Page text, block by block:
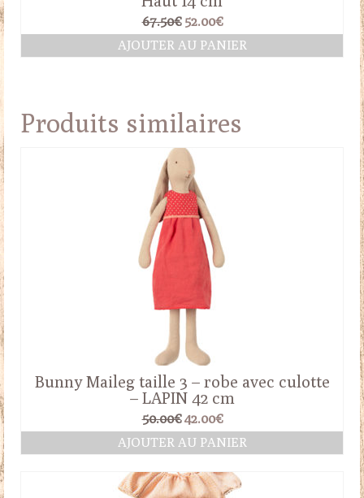
67.50€ Le
prix
initial
52.00€Le
prix
actuel
AJOUTER AU PANIER
Produits similaires
Bunny Maileg taille 3 – robe avec culotte
– LAPIN 42 cm
50.00€ Le
prix
initial
50.00€.
42.00€Le
prix
actuel
42.00€.
AJOUTER AU PANIER